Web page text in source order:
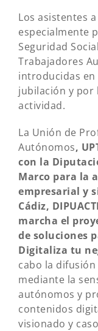
Los asistentes
especialmente
Seguridad
Trabajadores
introducidas en
jubilación y por
actividad.
La Unión de
Autónomos,
con la
Marco para la
empresarial y
Cádiz,
marcha el
de soluciones
Digitaliza tu
cabo la
mediante la
autónomos y
contenidos
visionado y